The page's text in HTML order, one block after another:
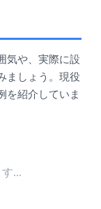
気や、実際に設
ましょう。現役
を紹介していま
...